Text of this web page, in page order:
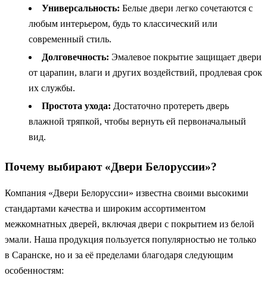
Универсальность: Белые двери легко сочетаются с
любым интерьером, будь то классический или
современный стиль.
Долговечность: Эмалевое покрытие защищает двери
от царапин, влаги и других воздействий, продлевая срок
их службы.
Простота ухода: Достаточно протереть дверь
влажной тряпкой, чтобы вернуть ей первоначальный
вид.
Почему выбирают «Двери Белоруссии»?
Компания «Двери Белоруссии» известна своими высокими
стандартами качества и широким ассортиментом
межкомнатных дверей, включая двери с покрытием из белой
эмали. Наша продукция пользуется популярностью не только
в Саранске, но и за её пределами благодаря следующим
особенностям: